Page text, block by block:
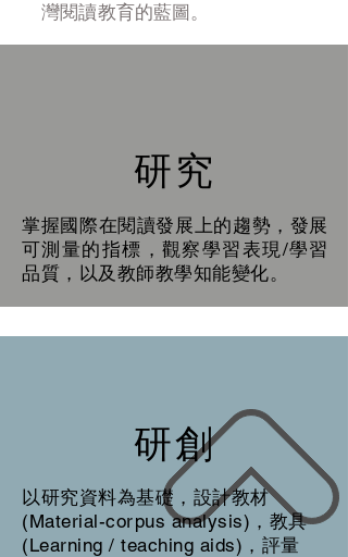
灣閱讀教育的藍圖。
研究
掌握國際在閱讀發展上的趨勢，發展
可測量的指標，觀察學習表現/學習
品質，以及教師教學知能變化。
研創
以研究資料為基礎， 設計教材
(Material-corpus analysis)， 教具
(Learning / teaching aids)， 評量